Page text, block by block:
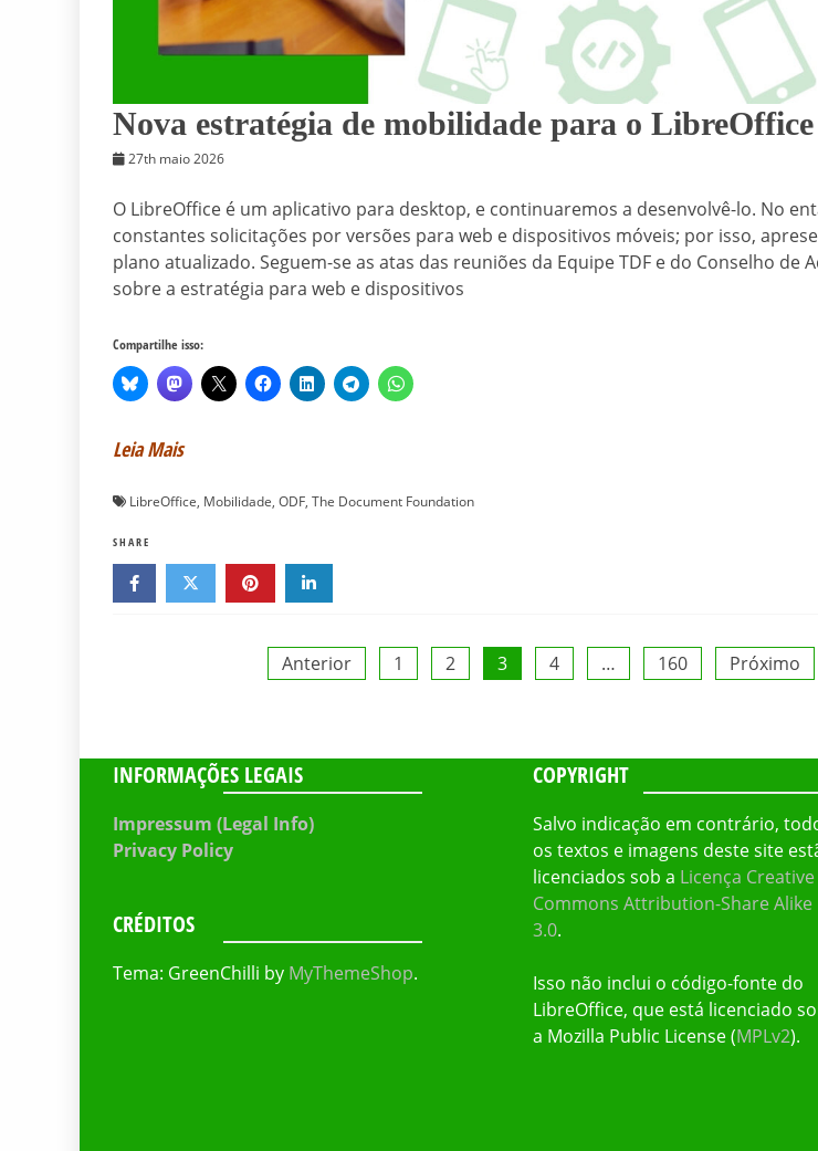
Nova estratégia de mobilidade para o LibreOffice
27th maio 2026
O LibreOffice é um aplicativo para desktop, e continuaremos a desenvolvê-lo. No
constantes solicitações por versões para web e dispositivos móveis; por isso,
plano atualizado. Seguem-se as atas das reuniões da Equipe TDF e do Conselho de
sobre a estratégia para web e dispositivos
Compartilhe isso:
Leia Mais
LibreOffice, Mobilidade, ODF, The Document Foundation
SHARE
posts
Anterior 1 2 3 4 … 160 Próximo
INFORMAÇÕES LEGAIS
Impressum (Legal Info)
Privacy Policy
CRÉDITOS
Tema: GreenChilli by MyThemeShop.
COPYRIGHT
Salvo indicação em contrário,
os textos e imagens deste site
licenciados sob a Licença Creative
Commons Attribution-Share Alike
3.0.
Isso não inclui o código-fonte do
LibreOffice, que está licenciado
a Mozilla Public License (MPLv2).